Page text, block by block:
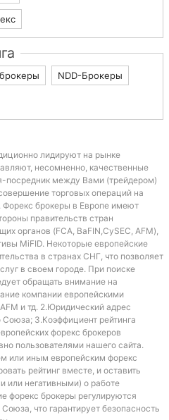
NDD-Брокеры
лидируют на рынке
несомненно, качественные
посредник между Вами (трейдером)
торговых операций на
брокеры в Европе имеют
правительств стран
органов (FCA, BaFIN,CySEC, AFM),
MiFID. Некоторые европейские
в странах СНГ, что позволяет
в своем городе. При поиске
обращать внимание на
компании европейскими
и тд. 2.Юридический адрес
Союза; 3.Коэффициент рейтинга
форекс брокеров
пользователями нашего сайта.
или иным европейским форекс
рейтинг вместе, и оставить
или негативными) о работе
форекс брокеры регулируются
что гарантирует безопасность